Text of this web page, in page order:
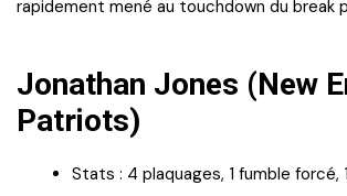
rapidement mené au touchdown du break
Jonathan Jones (New
Patriots)
Stats : 4 plaquages, 1 fumble forcé,